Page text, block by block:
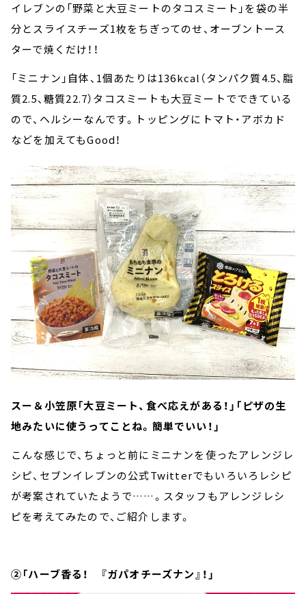
イレブンの「野菜と大豆ミートのタコスミート」を袋の半
分とスライスチーズ1枚をちぎってのせ、オーブントース
ターで焼くだけ！！
「ミニナン」自体、1個あたりは136kcal（タンパク質4.5、脂
質2.5、糖質22.7）タコスミートも大豆ミートでできている
ので、ヘルシーなんです。トッピングにトマト・アボカド
などを加えてもGood！
スー＆小笠原「大豆ミート、食べ応えがある！」「ピザの生
地みたいに使うってことね。簡単でいい！」
こんな感じで、ちょっと前にミニナンを使ったアレンジレ
シピ、セブンイレブンの公式Twitterでもいろいろレシピ
が考案されていたようで……。スタッフもアレンジレシ
ピを考えてみたので、ご紹介します。
②「ハーブ香る！ 『ガパオチーズナン』！」